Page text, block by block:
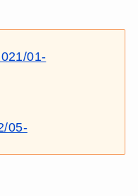
01-
05-